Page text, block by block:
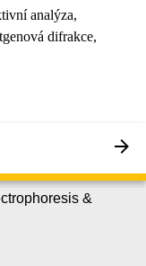
analýza,
difrakce,